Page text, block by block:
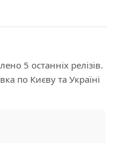
5 останніх релізів.
по Києву та Україні